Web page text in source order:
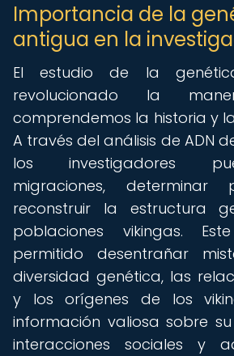
Importancia de la
antigua en la
El estudio de la
revolucionado la
comprendemos la historia y
A través del análisis de ADN
los investigadores
migraciones, determinar
reconstruir la estructura
poblaciones vikingas.
permitido desentrañar
diversidad genética, las
y los orígenes de los
información valiosa sobre
interacciones sociales y